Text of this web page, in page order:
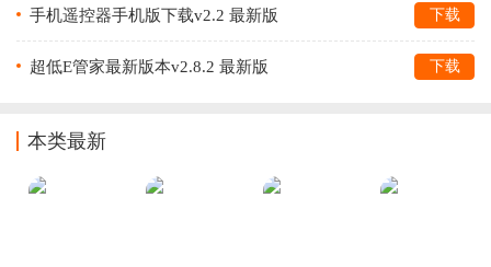
手机遥控器手机版下载v2.2 最新版 下载
超低E管家最新版本v2.8.2 最新版 下载
本类最新